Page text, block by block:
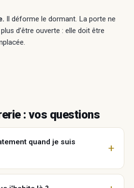
Il déforme le dormant. La porte ne
d’être ouverte : elle doit être
: vos questions
quand je suis